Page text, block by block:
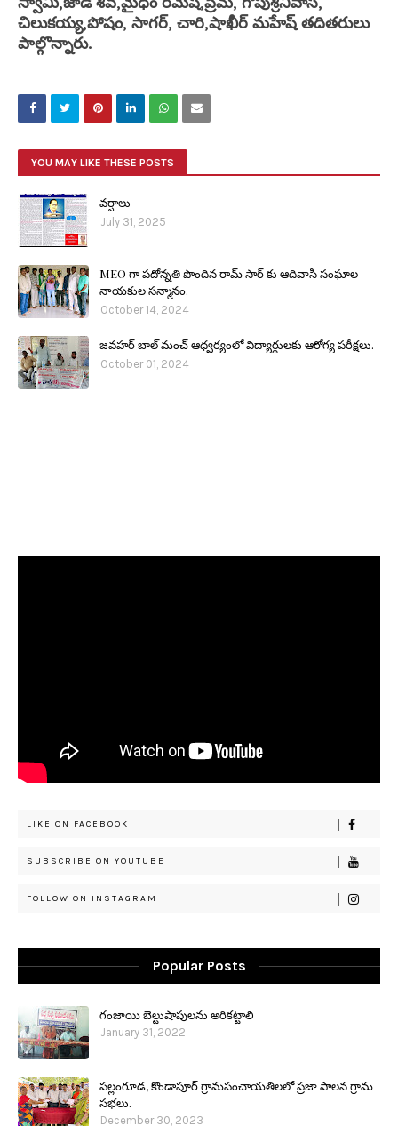
చిలుకయ్య,పోషం, సాగర్, చారి,షాఖీర్ మహేష్ తదితరులు
పాల్గొన్నారు.
YOU MAY LIKE THESE POSTS
వర్షాలు
July 31, 2025
MEO గా పదోన్నతి పొందిన రామ్ సార్ కు ఆదివాసి సంఘాల
నాయకుల సన్మానం.
October 14, 2024
జవహర్ బాల్ మంచ్ ఆధ్వర్యంలో విద్యార్థులకు ఆరోగ్య పరీక్షలు.
October 01, 2024
LIKE ON FACEBOOK
SUBSCRIBE ON YOUTUBE
FOLLOW ON INSTAGRAM
Popular Posts
గంజాయి బెల్టుషాపులను అరికట్టాలి
January 31, 2022
పల్లంగూడ, కొండాపూర్ గ్రామపంచాయతిలలో ప్రజా పాలన గ్రామ
సభలు.
December 30, 2023